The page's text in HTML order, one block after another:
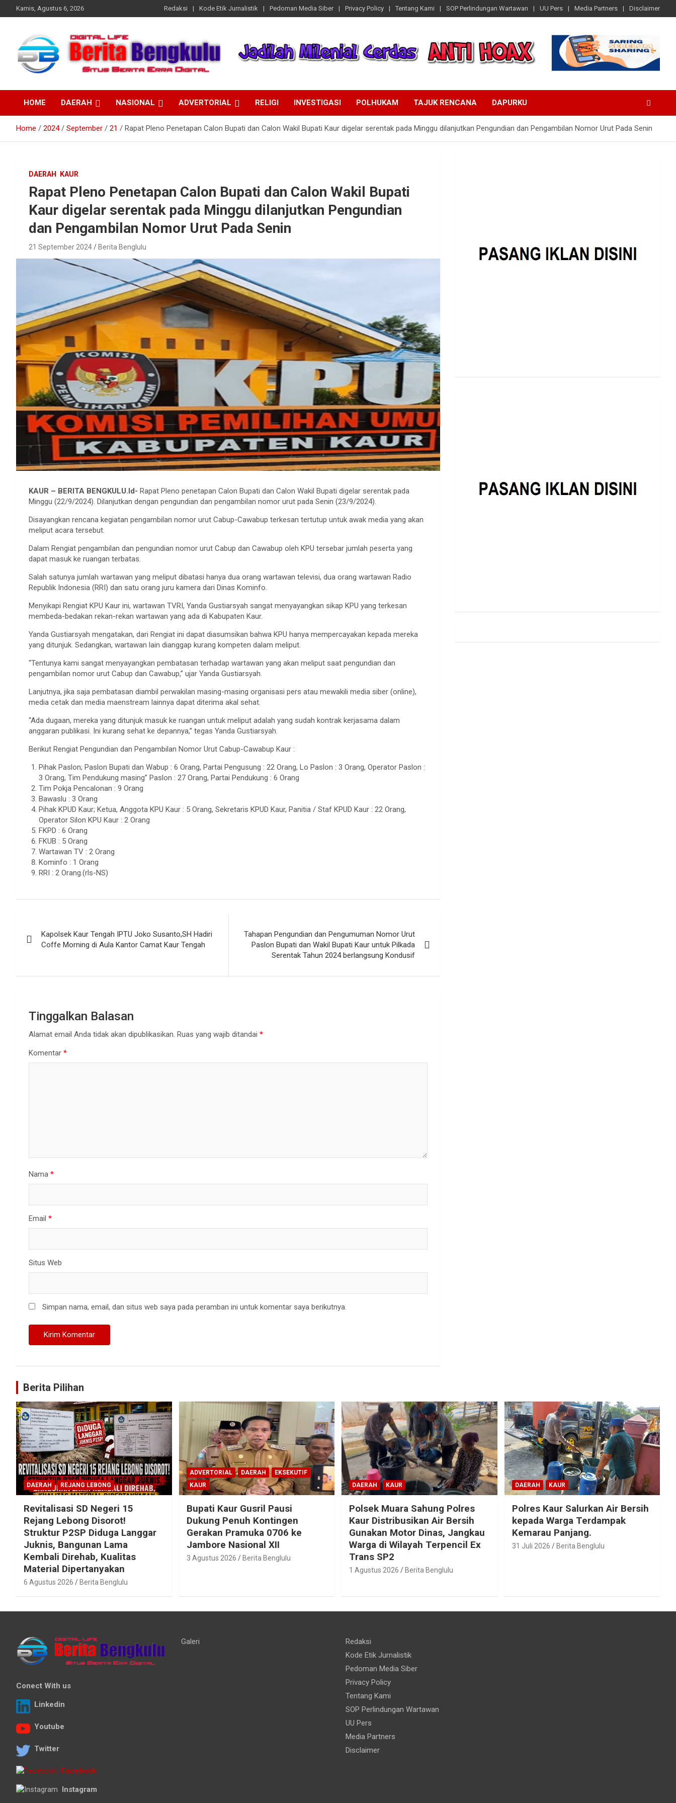
to
Kamis, Agustus 6, 2026 Redaksi Kode Etik Jurnalistik Pedoman Media Siber Privacy Policy Tentang Kami SOP Perlindungan Wartawan UU Pers Media Partners Disclaimer
Beritabengkulu.id
HOME DAERAH NASIONAL ADVERTORIAL RELIGI INVESTIGASI POLHUKAM TAJUK RENCANA DAPURKU
Home 2024 September 21 Rapat Pleno Penetapan Calon Bupati dan Calon Wakil Bupati Kaur digelar serentak pada Minggu dilanjutkan Pengundian dan Pengambilan Nomor Urut Pada Senin
DAERAH KAUR
Rapat Pleno Penetapan Calon Bupati dan Calon Wakil Bupati
Kaur digelar serentak pada Minggu dilanjutkan Pengundian
dan Pengambilan Nomor Urut Pada Senin
21 September 2024 Berita Benglulu
KAUR – BERITA BENGKULU.Id- Rapat Pleno penetapan Calon Bupati dan Calon Wakil Bupati digelar serentak pada
Minggu (22/9/2024). Dilanjutkan dengan pengundian dan pengambilan nomor urut pada Senin (23/9/2024).
Disayangkan rencana kegiatan pengambilan nomor urut Cabup-Cawabup terkesan tertutup untuk awak media yang akan
meliput acara tersebut.
Dalam Rengiat pengambilan dan pengundian nomor urut Cabup dan Cawabup oleh KPU tersebar jumlah peserta yang
dapat masuk ke ruangan terbatas.
Salah satunya jumlah wartawan yang meliput dibatasi hanya dua orang wartawan televisi, dua orang wartawan Radio
Republik Indonesia (RRI) dan satu orang juru kamera dari Dinas Kominfo.
Menyikapi Rengiat KPU Kaur ini, wartawan TVRI, Yanda Gustiarsyah sangat menyayangkan sikap KPU yang terkesan
membeda-bedakan rekan-rekan wartawan yang ada di Kabupaten Kaur.
Yanda Gustiarsyah mengatakan, dari Rengiat ini dapat diasumsikan bahwa KPU hanya mempercayakan kepada mereka
yang ditunjuk. Sedangkan, wartawan lain dianggap kurang kompeten dalam meliput.
“Tentunya kami sangat menyayangkan pembatasan terhadap wartawan yang akan meliput saat pengundian dan
pengambilan nomor urut Cabup dan Cawabup,” ujar Yanda Gustiarsyah.
Lanjutnya, jika saja pembatasan diambil perwakilan masing-masing organisasi pers atau mewakili media siber (online),
media cetak dan media maenstream lainnya dapat diterima akal sehat.
“Ada dugaan, mereka yang ditunjuk masuk ke ruangan untuk meliput adalah yang sudah kontrak kerjasama dalam
anggaran publikasi. Ini kurang sehat ke depannya,” tegas Yanda Gustiarsyah.
Berikut Rengiat Pengundian dan Pengambilan Nomor Urut Cabup-Cawabup Kaur :
Pihak Paslon; Paslon Bupati dan Wabup : 6 Orang, Partai Pengusung : 22 Orang, Lo Paslon : 3 Orang, Operator Paslon :
3 Orang, Tim Pendukung masing” Paslon : 27 Orang, Partai Pendukung : 6 Orang
Tim Pokja Pencalonan : 9 Orang
Bawaslu : 3 Orang
Pihak KPUD Kaur; Ketua, Anggota KPU Kaur : 5 Orang, Sekretaris KPUD Kaur, Panitia / Staf KPUD Kaur : 22 Orang,
Operator Silon KPU Kaur : 2 Orang
FKPD : 6 Orang
FKUB : 5 Orang
Wartawan TV : 2 Orang
Kominfo : 1 Orang
RRI : 2 Orang.(rls-NS)
pos
Kapolsek Kaur Tengah IPTU Joko Susanto,SH Hadiri
Coffe Morning di Aula Kantor Camat Kaur Tengah
Tahapan Pengundian dan Pengumuman Nomor Urut
Paslon Bupati dan Wakil Bupati Kaur untuk Pilkada
Serentak Tahun 2024 berlangsung Kondusif
Tinggalkan Balasan
Alamat email Anda tidak akan dipublikasikan. Ruas yang wajib ditandai *
Komentar *
Nama *
Email *
Situs Web
Simpan nama, email, dan situs web saya pada peramban ini untuk komentar saya berikutnya.
Berita Pilihan
DAERAH REJANG LEBONG
Revitalisasi SD Negeri 15
Rejang Lebong Disorot!
Struktur P2SP Diduga Langgar
Juknis, Bangunan Lama
Kembali Direhab, Kualitas
Material Dipertanyakan
6 Agustus 2026 Berita Benglulu
ADVERTORIAL DAERAH
EKSEKUTIF
KAUR
Bupati Kaur Gusril Pausi
Dukung Penuh Kontingen
Gerakan Pramuka 0706 ke
Jambore Nasional XII
3 Agustus 2026 Berita Benglulu
DAERAH KAUR
Polsek Muara Sahung Polres
Kaur Distribusikan Air Bersih
Gunakan Motor Dinas, Jangkau
Warga di Wilayah Terpencil Ex
Trans SP2
1 Agustus 2026 Berita Benglulu
DAERAH KAUR
Polres Kaur Salurkan Air Bersih
kepada Warga Terdampak
Kemarau Panjang.
31 Juli 2026 Berita Benglulu
Conect With us
Linkedin
Youtube
Twitter
Facebook
Instagram
Galeri
Redaksi
Kode Etik Jurnalistik
Pedoman Media Siber
Privacy Policy
Tentang Kami
SOP Perlindungan Wartawan
UU Pers
Media Partners
Disclaimer